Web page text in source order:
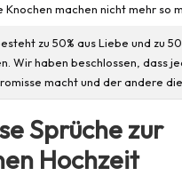
Knochen machen nicht mehr so
zu 50% aus Liebe und zu
Wir haben beschlossen, dass
macht und der andere
Sprüche zur
Hochzeit